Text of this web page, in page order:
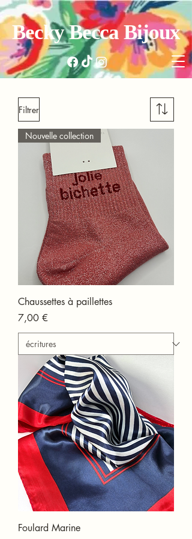
Becky Becca Bijoux
Filtrer
Nouvelle collection
Chaussettes à paillettes
Prix
7,00 €
Foulard Marine